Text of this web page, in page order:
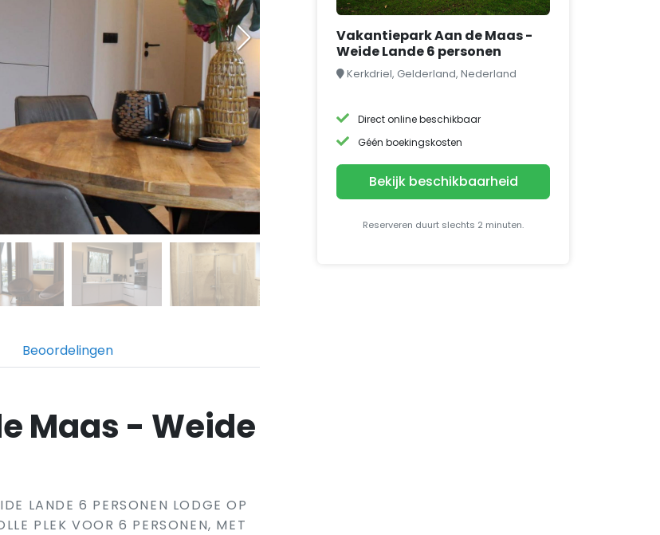
Beoordelingen
Maas - Weide
LANDE 6 PERSONEN LODGE OP
PLEK VOOR 6 PERSONEN, MET
Vakantiepark Aan de Maas -
Weide Lande 6 personen
Kerkdriel, Gelderland, Nederland
Direct online beschikbaar
Géén boekingskosten
Bekijk beschikbaarheid
Reserveren duurt slechts 2 minuten.